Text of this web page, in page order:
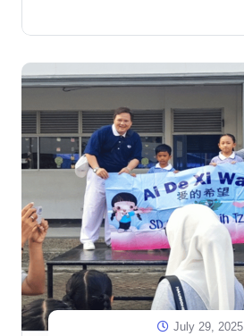
July 29, 2025